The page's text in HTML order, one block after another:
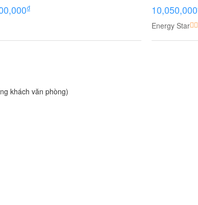
₫ 10,050,000
Energy Star
khách văn phòng)